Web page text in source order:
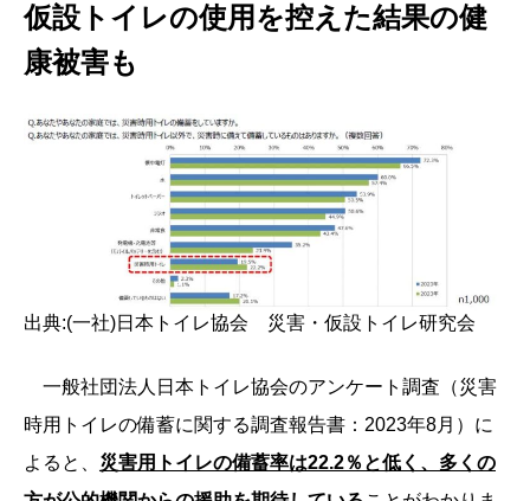
仮設トイレの使用を控えた結果の健
康被害も
出典:(一社)日本トイレ協会 災害・仮設トイレ研究会
一般社団法人日本トイレ協会のアンケート調査（災害
時用トイレの備蓄に関する調査報告書：2023年8月）に
よると、 災害用トイレの備蓄率は22.2％と低く、多くの